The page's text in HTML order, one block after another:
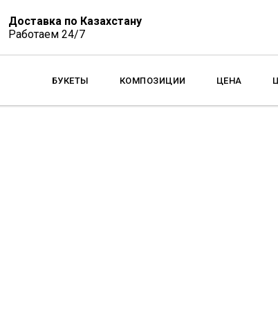
Доставка по Казахстану
Работаем 24/7
КОМПОЗИЦИИ ЦЕНА